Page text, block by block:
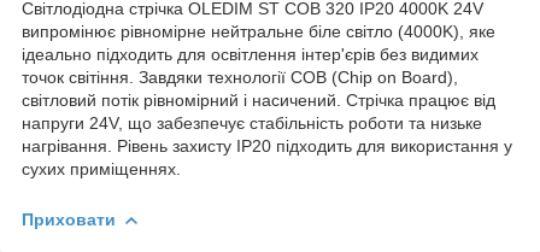
Світлодіодна стрічка OLEDIM ST COB 320 IP20 4000K 24V
випромінює рівномірне нейтральне біле світло (4000K), яке
ідеально підходить для освітлення інтер'єрів без видимих
точок світіння. Завдяки технології COB (Chip on Board),
світловий потік рівномірний і насичений. Стрічка працює від
напруги 24V, що забезпечує стабільність роботи та низьке
нагрівання. Рівень захисту IP20 підходить для використання у
сухих приміщеннях.
Приховати